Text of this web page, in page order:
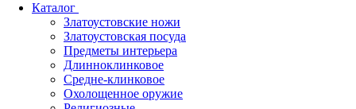
Каталог
Златоустовские ножи
Златоустовская посуда
Предметы интерьера
Длинноклинковое
Средне-клинковое
Охолощенное оружие